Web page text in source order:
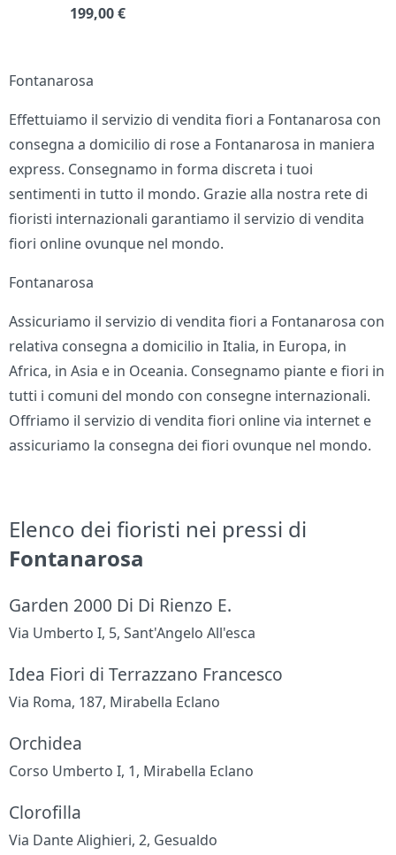
199,00 €
Fontanarosa
Effettuiamo il servizio di vendita fiori a Fontanarosa con
consegna a domicilio di rose a Fontanarosa in maniera
express. Consegnamo in forma discreta i tuoi
sentimenti in tutto il mondo. Grazie alla nostra rete di
fioristi internazionali garantiamo il servizio di vendita
fiori online ovunque nel mondo.
Fontanarosa
Assicuriamo il servizio di vendita fiori a Fontanarosa con
relativa consegna a domicilio in Italia, in Europa, in
Africa, in Asia e in Oceania. Consegnamo piante e fiori in
tutti i comuni del mondo con consegne internazionali.
Offriamo il servizio di vendita fiori online via internet e
assicuriamo la consegna dei fiori ovunque nel mondo.
Elenco dei fioristi nei pressi di
Fontanarosa
Garden 2000 Di Di Rienzo E.
Via Umberto I, 5, Sant'Angelo All'esca
Idea Fiori di Terrazzano Francesco
Via Roma, 187, Mirabella Eclano
Orchidea
Corso Umberto I, 1, Mirabella Eclano
Clorofilla
Via Dante Alighieri, 2, Gesualdo